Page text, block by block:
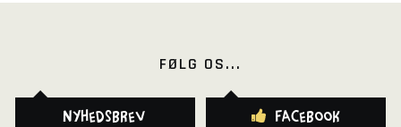
FØLG OS...
Nyhedsbrev Facebook